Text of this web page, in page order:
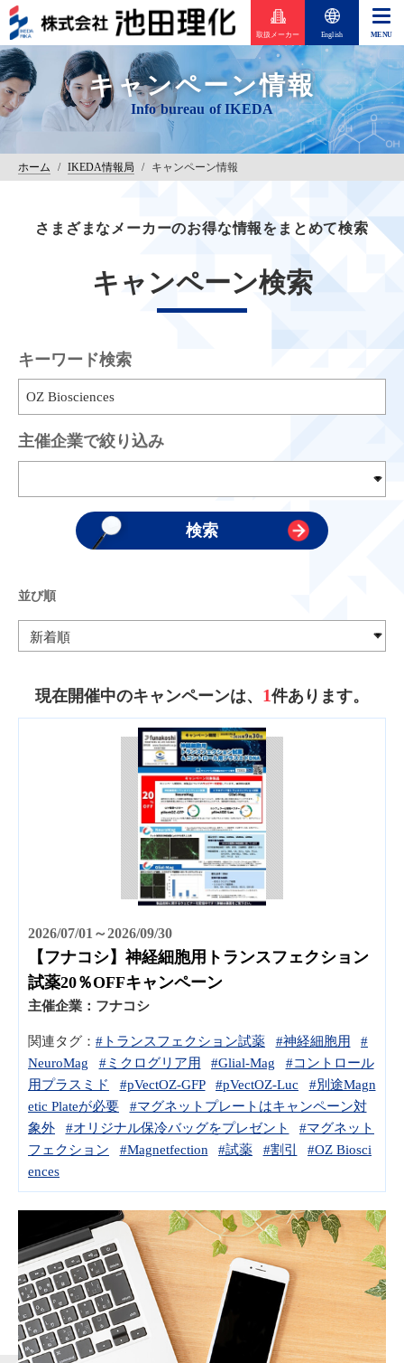
取扱メーカー English
キャンペーン情報
ホーム / IKEDA情報局 / キャンペーン情報
さまざまなメーカーのお得な情報をまとめて検索
キャンペーン検索
キーワード検索
主催企業で絞り込み
並び順
現在開催中のキャンペーンは、 1件あります。
2026/07/01～2026/09/30
【フナコシ】神経細胞用トランスフェクション
試薬20％OFFキャンペーン
主催企業： フナコシ
関連タグ： #トランスフェクション試薬 #神経細胞用
#
NeuroMag
#ミクログリア用 #Glial-Mag
#コントロール
用プラスミド
#pVectOZ-GFP #pVectOZ-Luc
#別途Magn
etic Plateが必要
#マグネットプレートはキャンペーン対
象外
#オリジナル保冷バッグをプレゼント
#マグネット
フェクション
#Magnetfection #試薬 #割引
#OZ Biosci
ences